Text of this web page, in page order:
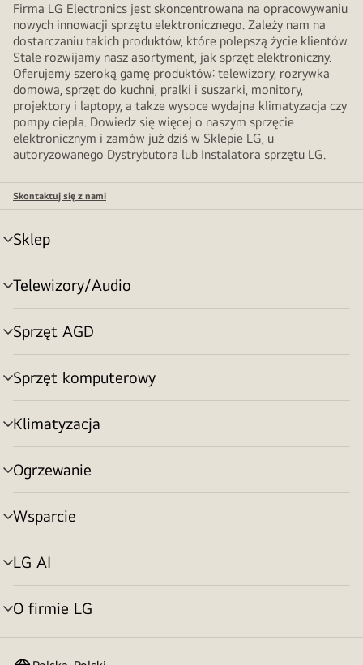
Firma LG Electronics jest skoncentrowana na opracowywaniu
nowych innowacji sprzętu elektronicznego. Zależy nam na
dostarczaniu takich produktów, które polepszą życie klientów.
Stale rozwijamy nasz asortyment, jak sprzęt elektroniczny.
Oferujemy szeroką gamę produktów: telewizory, rozrywka
domowa, sprzęt do kuchni, pralki i suszarki, monitory,
projektory i laptopy, a takze wysoce wydajna klimatyzacja czy
pompy ciepła. Dowiedz się więcej o naszym sprzęcie
elektronicznym i zamów już dziś w Sklepie LG, u
autoryzowanego Dystrybutora lub Instalatora sprzętu LG.
Skontaktuj się z nami
Sklep
Przełącznik
menu
Telewizory/Audio
Przełącznik
menu
Sprzęt AGD
Przełącznik
menu
Sprzęt komputerowy
Przełącznik
menu
Klimatyzacja
Przełącznik
menu
Ogrzewanie
Przełącznik
menu
Wsparcie
Przełącznik
menu
LG AI
Przełącznik
menu
O firmie LG
Przełącznik